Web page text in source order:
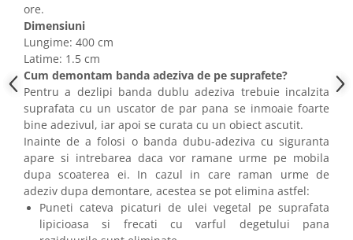
ore.
Dimensiuni
Lungime: 400 cm
Latime: 1.5 cm
Cum demontam banda adeziva de pe suprafete?
Pentru a dezlipi banda dublu adeziva trebuie incalzita
suprafata cu un uscator de par pana se inmoaie foarte
bine adezivul, iar apoi se curata cu un obiect ascutit.
Inainte de a folosi o banda dubu-adeziva cu siguranta
apare si intrebarea daca vor ramane urme pe mobila
dupa scoaterea ei. In cazul in care raman urme de
adeziv dupa demontare, acestea se pot elimina astfel:
Puneti cateva picaturi de ulei vegetal pe suprafata
lipicioasa si frecati cu varful degetului pana